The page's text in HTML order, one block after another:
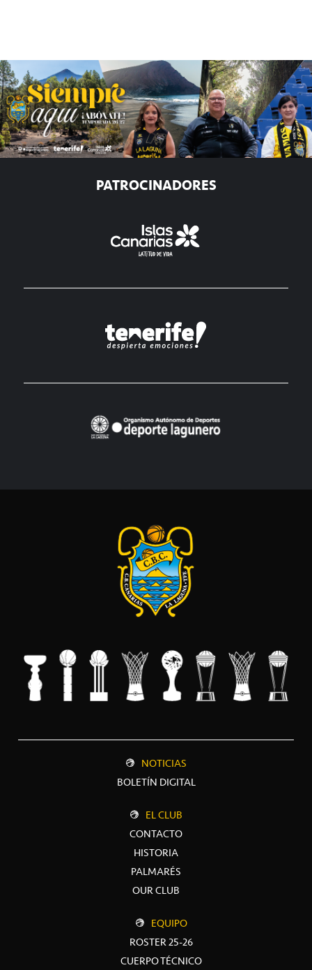
PATROCINADORES
NOTICIAS
BOLETÍN DIGITAL
EL CLUB
CONTACTO
HISTORIA
PALMARÉS
OUR CLUB
EQUIPO
ROSTER 25-26
CUERPO TÉCNICO